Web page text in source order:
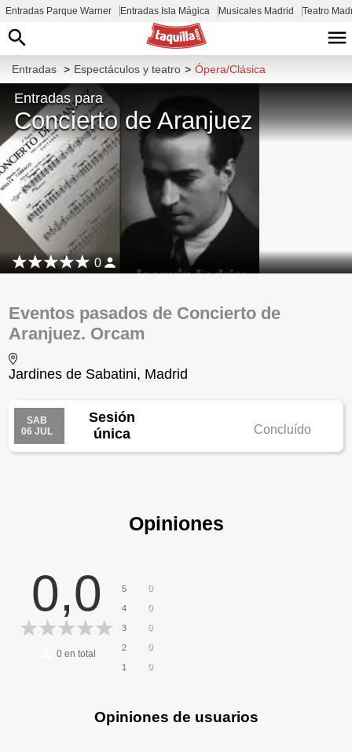
Entradas Parque Warner Entradas Isla Mágica Musicales Madrid Teatro
Entradas > Espectáculos y teatro > Ópera/Clásica
Entradas para
Concierto de Aranjuez
0
Eventos pasados de Concierto de
Aranjuez. Orcam
Jardines de Sabatini, Madrid
SAB
06 JUL
Sesión
única
Concluído
Opiniones
0,0
0en total
5 0
4 0
3 0
2 0
1 0
Opiniones de usuarios